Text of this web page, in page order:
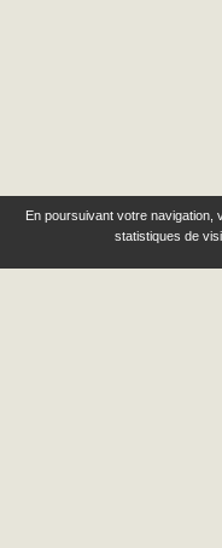
En poursuivant votre navigation,
statistiques de